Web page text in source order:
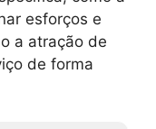
esforços e
a atração de
de forma